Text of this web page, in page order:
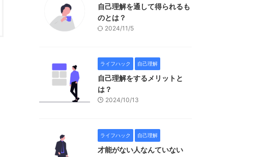
自己理解を通して得られるも
のとは？
2024/11/5
ライフハック 自己理解
自己理解をするメリットと
は？
2024/10/13
ライフハック 自己理解
才能がない人なんていない